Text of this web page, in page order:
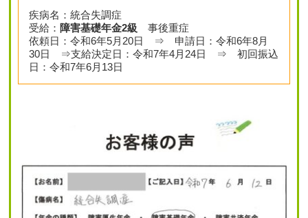
疾病名：統合失調症
受給： 障害基礎年金2級 事後重症
依頼日：令和6年5月20日 ⇒ 申請日：令和6年8月
30日 ⇒支給決定日：令和7年4月24日 ⇒ 初回振込
日：令和7年6月13日